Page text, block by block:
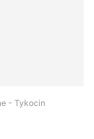
- Tykocin